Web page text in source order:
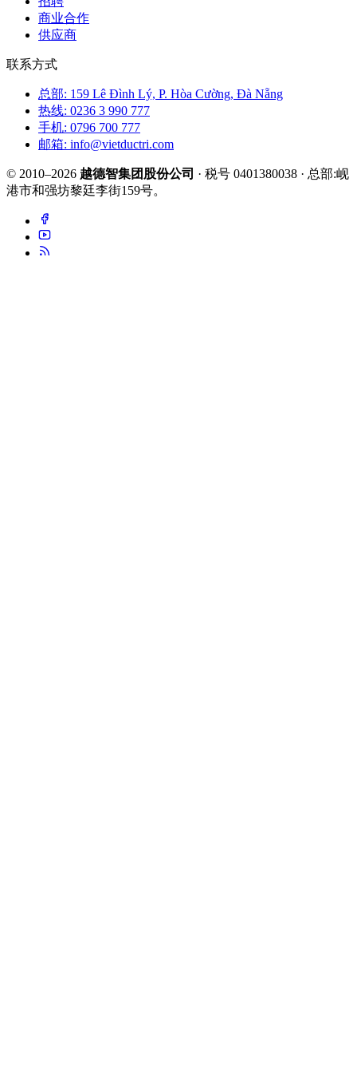
商业合作
供应商
联系方式
总部: 159 Lê Đình Lý, P. Hòa Cường, Đà Nẵng
热线: 0236 3 990 777
手机: 0796 700 777
邮箱: info@vietductri.com
© 2010–2026 越德智集团股份公司 · 税号 0401380038 · 总部:岘
港市和强坊黎廷李街159号。